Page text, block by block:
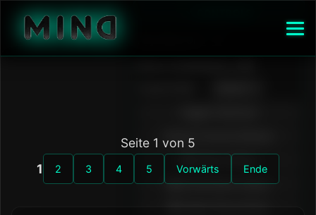
Seite 1 von 5
1
2 3 4 5 Vorwärts Ende